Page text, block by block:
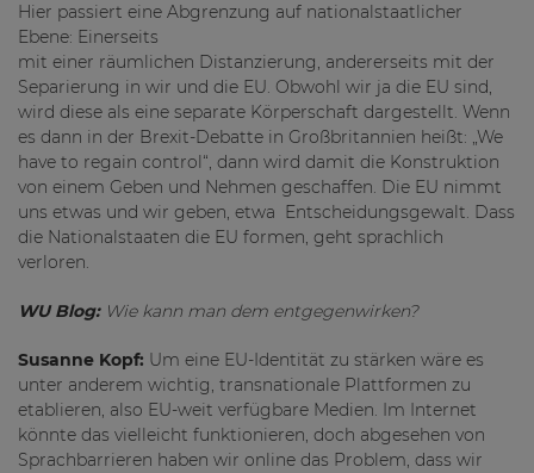
Hier passiert eine Abgrenzung auf nationalstaatlicher
Ebene: Einerseits
mit einer räumlichen Distanzierung, andererseits mit der
Separierung in wir und die EU. Obwohl wir ja die EU sind,
wird diese als eine separate Körperschaft dargestellt. Wenn
es dann in der Brexit-Debatte in Großbritannien heißt: „We
have to regain control“, dann wird damit die Konstruktion
von einem Geben und Nehmen geschaffen. Die EU nimmt
uns etwas und wir geben, etwa Entscheidungsgewalt. Dass
die Nationalstaaten die EU formen, geht sprachlich
verloren.
WU Blog:Wie kann man dem entgegenwirken?
Susanne Kopf: Um eine EU-Identität zu stärken wäre es
unter anderem wichtig, transnationale Plattformen zu
etablieren, also EU-weit verfügbare Medien. Im Internet
könnte das vielleicht funktionieren, doch abgesehen von
Sprachbarrieren haben wir online das Problem, dass wir